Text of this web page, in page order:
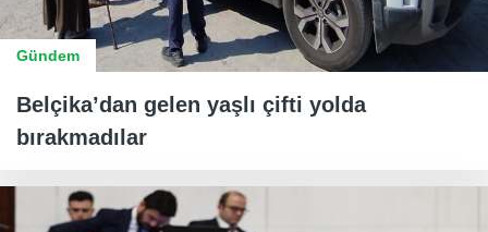
Gündem
Belçika’dan gelen yaşlı çifti yolda
bırakmadılar